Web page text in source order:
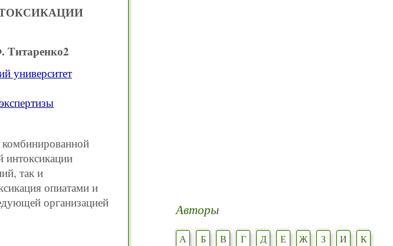
Титаренко2
университет
интоксикации
так и
опиатами и
организацией
Авторы
А Б В Г Д Е Ж З И
К